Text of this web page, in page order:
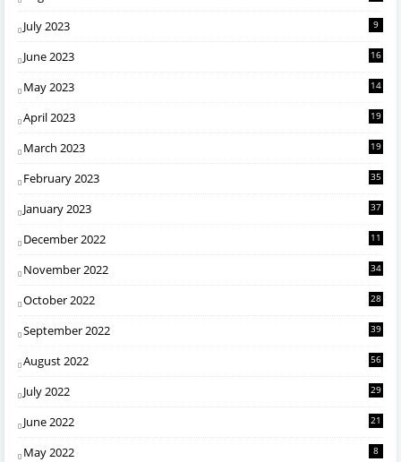
July 2023 9
June 2023 16
May 2023 14
April 2023 19
March 2023 19
February 2023 35
January 2023 37
December 2022 11
November 2022 34
October 2022 28
September 2022 39
August 2022 56
July 2022 29
June 2022 21
May 2022 8